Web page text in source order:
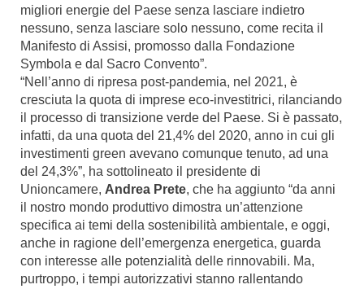
migliori energie del Paese senza lasciare indietro
nessuno, senza lasciare solo nessuno, come recita il
Manifesto di Assisi, promosso dalla Fondazione
Symbola e dal Sacro Convento”.
“Nell’anno di ripresa post-pandemia, nel 2021, è
cresciuta la quota di imprese eco-investitrici, rilanciando
il processo di transizione verde del Paese. Si è passato,
infatti, da una quota del 21,4% del 2020, anno in cui gli
investimenti green avevano comunque tenuto, ad una
del 24,3%”, ha sottolineato il presidente di
Unioncamere, Andrea Prete, che ha aggiunto “da anni
il nostro mondo produttivo dimostra un’attenzione
specifica ai temi della sostenibilità ambientale, e oggi,
anche in ragione dell’emergenza energetica, guarda
con interesse alle potenzialità delle rinnovabili. Ma,
purtroppo, i tempi autorizzativi stanno rallentando